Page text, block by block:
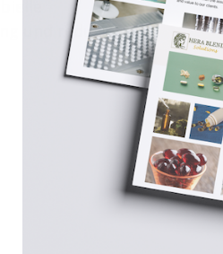
und reduziert